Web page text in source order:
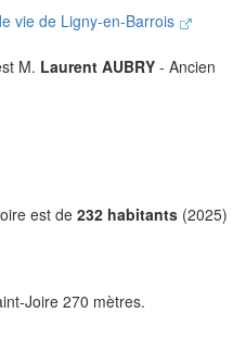
vie de Ligny-en-Barrois
M. Laurent AUBRY - Ancien
est de 232 habitants (2025)
Joire 270 mètres.